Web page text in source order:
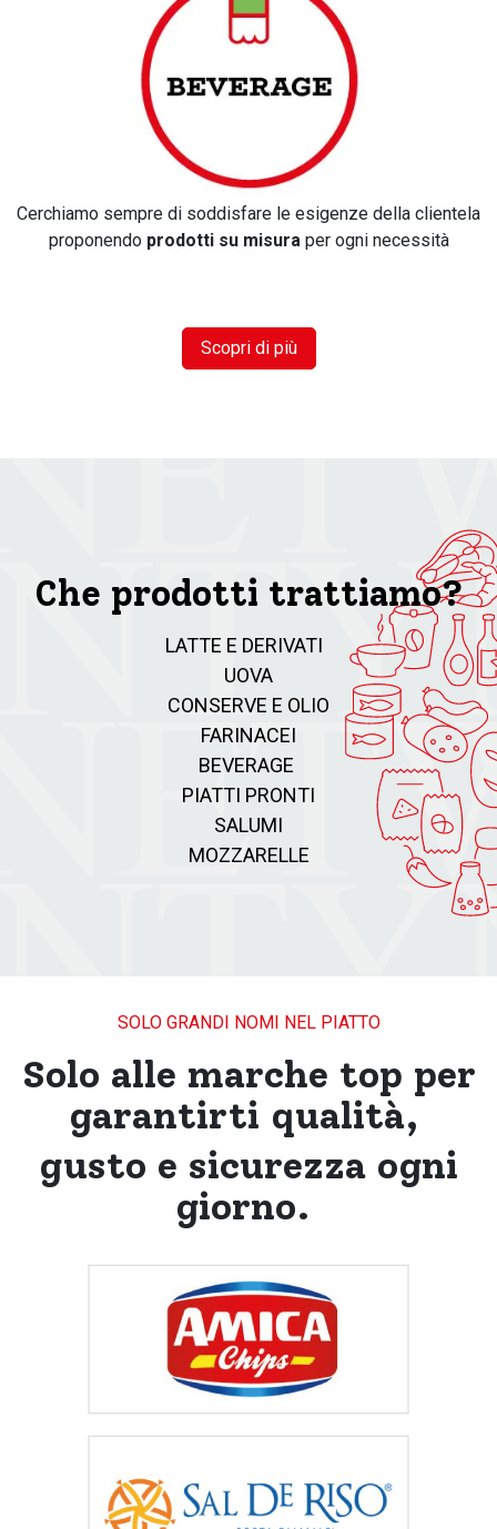
Cerchiamo sempre di soddisfare le esigenze della clientela
proponendo prodotti su misuraper ogni necessità
Scopri di più
Che prodotti trattiamo?
LATTE E DERIVATI
UOVA
CONSERVE E OLIO
FARINACEI
BEVERAGE
PIATTI PRONTI
SALUMI
MOZZARELLE
SOLO GRANDI NOMI NEL PIATTO
Solo alle marche top per
garantirti qualità,
gusto e sicurezza ogni
giorno.